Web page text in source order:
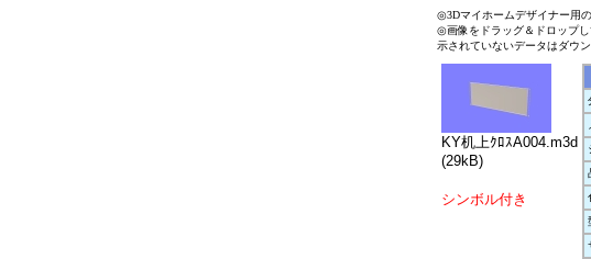
◎3Dマイホームデザイナー用
◎画像をドラッグ＆ドロップ
示されていないデータはダウ
KY机上ｸﾛｽA004.m3d
(29kB)
シンボル付き